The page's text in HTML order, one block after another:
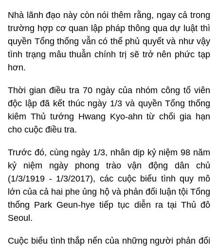
Nhà lãnh đạo này còn nói thêm rằng, ngay cả trong
trường hợp cơ quan lập pháp thông qua dự luật thì
quyền Tổng thống vẫn có thể phủ quyết và như vậy
tình trạng mâu thuẫn chính trị sẽ trở nên phức tạp
hơn.
Thời gian điều tra 70 ngày của nhóm công tố viên
độc lập đã kết thúc ngày 1/3 và quyền Tổng thống
kiêm Thủ tướng Hwang Kyo-ahn từ chối gia hạn
cho cuộc điều tra.
Trước đó, cùng ngày 1/3, nhân dịp kỷ niệm 98 năm
kỷ niệm ngày phong trào vận động dân chủ
(1/3/1919 - 1/3/2017), các cuộc biểu tình quy mô
lớn của cả hai phe ủng hộ và phản đối luận tội Tổng
thống Park Geun-hye tiếp tục diễn ra tại Thủ đô
Seoul.
Cuộc biểu tình thắp nến của những người phản đối